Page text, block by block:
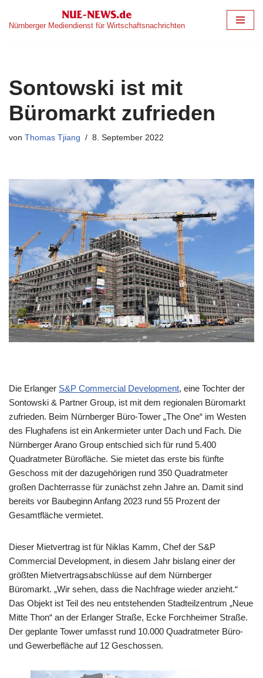
Zum
Nürnberger Mediendienst für Wirtschaftsnachrichten
Sontowski ist mit
Büromarkt zufrieden
von Thomas Tjiang 8. September 2022
Die Erlanger S&P Commercial Development, eine Tochter der
Sontowski & Partner Group, ist mit dem regionalen Büromarkt
zufrieden. Beim Nürnberger Büro-Tower „The One“ im Westen
des Flughafens ist ein Ankermieter unter Dach und Fach. Die
Nürnberger Arano Group entschied sich für rund 5.400
Quadratmeter Bürofläche. Sie mietet das erste bis fünfte
Geschoss mit der dazugehörigen rund 350 Quadratmeter
großen Dachterrasse für zunächst zehn Jahre an. Damit sind
bereits vor Baubeginn Anfang 2023 rund 55 Prozent der
Gesamtfläche vermietet.
Dieser Mietvertrag ist für Niklas Kamm, Chef der S&P
Commercial Development, in diesem Jahr bislang einer der
größten Mietvertragsabschlüsse auf dem Nürnberger
Büromarkt. „Wir sehen, dass die Nachfrage wieder anzieht.“
Das Objekt ist Teil des neu entstehenden Stadteilzentrum „Neue
Mitte Thon“ an der Erlanger Straße, Ecke Forchheimer Straße.
Der geplante Tower umfasst rund 10.000 Quadratmeter Büro-
und Gewerbefläche auf 12 Geschossen.